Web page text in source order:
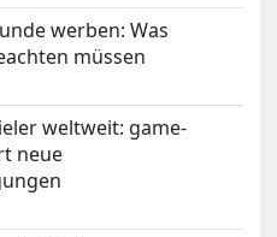
werben: Was
müssen
weltweit: game-
neue